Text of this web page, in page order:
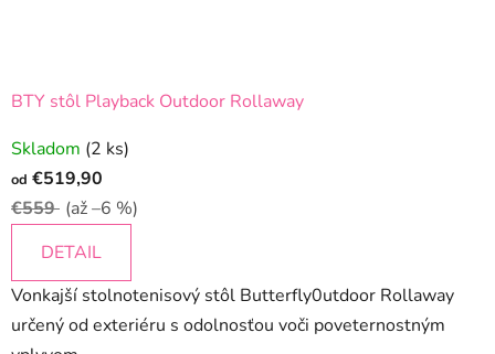
BTY stôl Playback Outdoor Rollaway
Skladom (2 ks)
od €519,90
€559 (až –6 %)
DETAIL
Vonkajší stolnotenisový stôl Butterfly0utdoor Rollaway
určený od exteriéru s odolnosťou voči poveternostným